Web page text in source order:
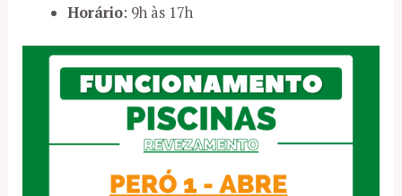
Horário: 9h às 17h